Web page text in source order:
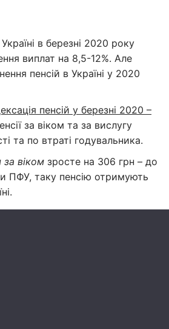
Україні в березні 2020 року
виплат на 8,5-12%. Але
пенсій в Україні у 2020
пенсій у березні 2020 –
за віком та за вислугу
та по втраті годувальника.
за віком зросте на 306 грн – до
ПФУ, таку пенсію отримують